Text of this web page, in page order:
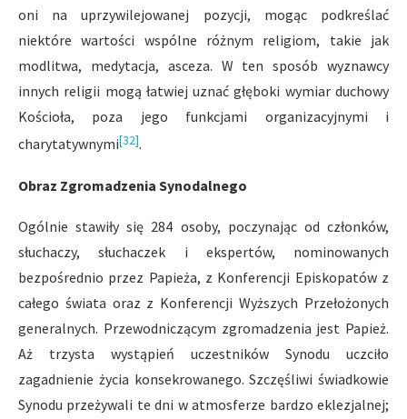
oni na uprzywilejowanej pozycji, mogąc podkreślać
niektóre wartości wspólne różnym religiom, takie jak
modlitwa, medytacja, asceza. W ten sposób wyznawcy
innych religii mogą łatwiej uznać głęboki wymiar duchowy
Kościoła, poza jego funkcjami organizacyjnymi i
charytatywnymi[32].
Obraz Zgromadzenia Synodalnego
Ogólnie stawiły się 284 osoby, poczynając od członków,
słuchaczy, słuchaczek i ekspertów, nominowanych
bezpośrednio przez Papieża, z Konferencji Episkopatów z
całego świata oraz z Konferencji Wyższych Przełożonych
generalnych. Przewodniczącym zgromadzenia jest Papież.
Aż trzysta wystąpień uczestników Synodu uczciło
zagadnienie życia konsekrowanego. Szczęśliwi świadkowie
Synodu przeżywali te dni w atmosferze bardzo eklezjalnej;